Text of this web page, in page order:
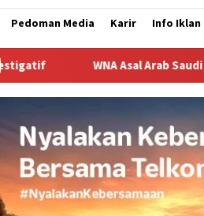
Pedoman Media Karir Info Iklan
Arab Saudi Ditemukan Meninggal di